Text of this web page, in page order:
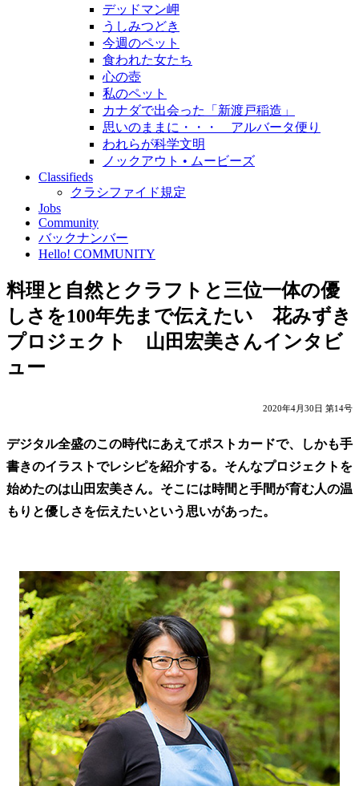
デッドマン岬
うしみつどき
今週のペット
食われた女たち
心の壺
私のペット
カナダで出会った「新渡戸稲造」
思いのままに・・・ アルバータ便り
われらが科学文明
ノックアウト • ムービーズ
Classifieds
クラシファイド規定
Jobs
Community
バックナンバー
Hello! COMMUNITY
料理と自然とクラフトと三位一体の優
しさを100年先まで伝えたい 花みずき
プロジェクト 山田宏美さんインタビ
ュー
2020年4月30日 第14号
デジタル全盛のこの時代にあえてポストカードで、しかも手
書きのイラストでレシピを紹介する。そんなプロジェクトを
始めたのは山田宏美さん。そこには時間と手間が育む人の温
もりと優しさを伝えたいという思いがあった。